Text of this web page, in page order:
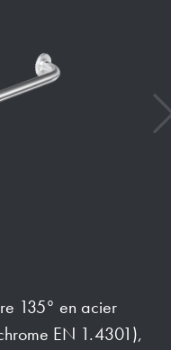
135° en acier
EN 1.4301),